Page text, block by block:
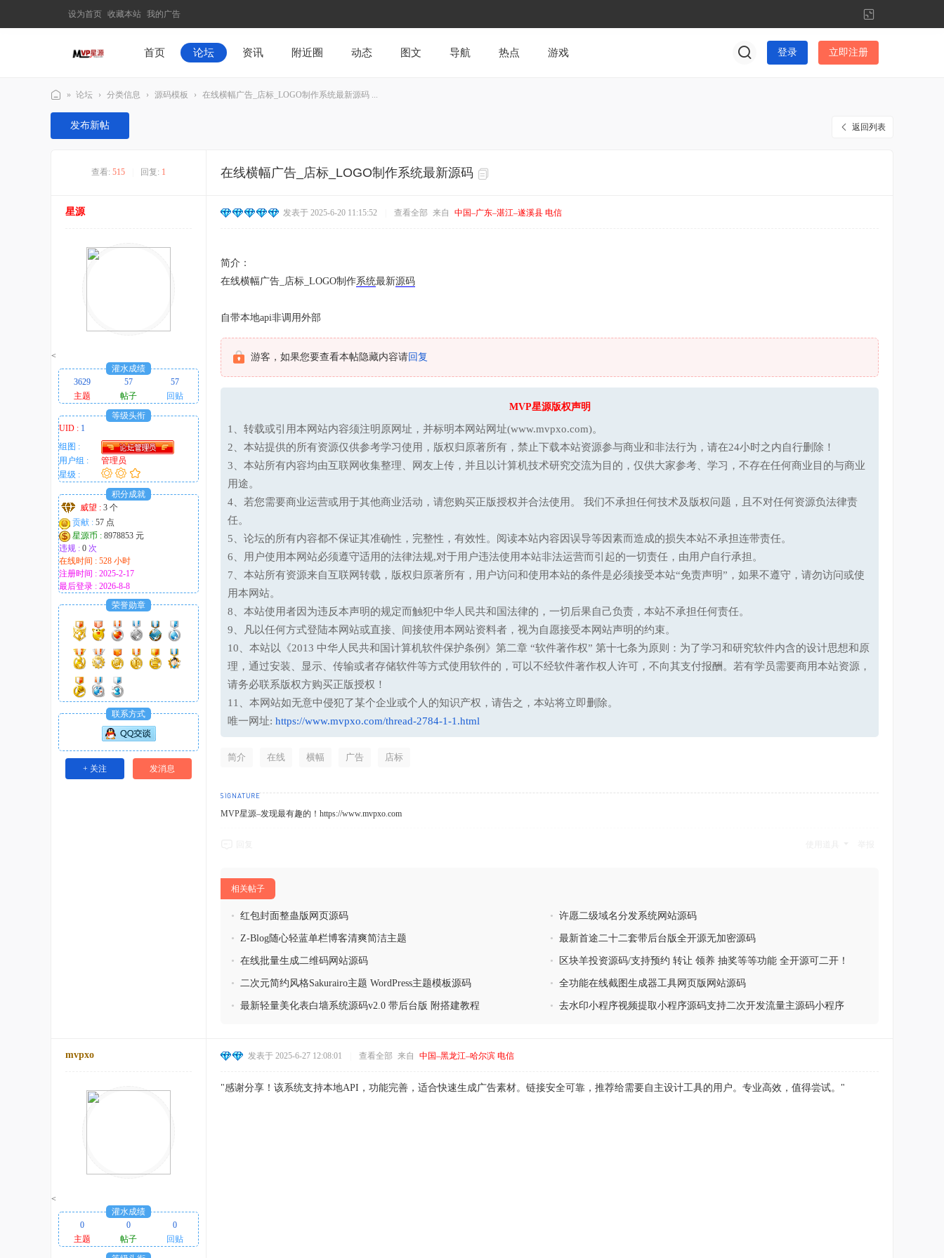
设为首页 收藏本站 我的广告
切
换
到
窄
首页 论坛 资讯 附近圈 动态 图文 导航 热点 游戏 登录 立即注册
M
！
» 论坛 › 分类信息 › 源码模板 › 在线横幅广告_店标_LOGO制作系统最新源码 ...
返回列表
发布新帖
查看: 515 回复: 1 在线横幅广告_店标_LOGO制作系统最新源码
星源
<
灌水成绩
3629
57
57
主题
帖子
回贴
等级头衔
UID : 1
组图 :
用户组 :
管理员
星级 :
积分成就
威望 : 3 个
贡献 : 57 点
星源币 : 8978853 元
违规 : 0 次
在线时间 : 528 小时
注册时间 : 2025-2-17
最后登录 : 2026-8-8
荣誉勋章
联系方式
+ 关注 发消息
发表于 2025-6-20 11:15:52 查看全部 来自 中国–广东–湛江–遂溪县 电信
简介：
在线横幅广告_店标_LOGO制作系统最新源码
自带本地api非调用外部
游客，如果您要查看本帖隐藏内容请回复
MVP星源版权声明
1、转载或引用本网站内容须注明原网址，并标明本网站网址(www.mvpxo.com)。
2、本站提供的所有资源仅供参考学习使用，版权归原著所有，禁止下载本站资源参与商业和非法行为，请在24小时之内自行删除！
3、本站所有内容均由互联网收集整理、网友上传，并且以计算机技术研究交流为目的，仅供大家参考、学习，不存在任何商业目的与商业
用途。
4、若您需要商业运营或用于其他商业活动，请您购买正版授权并合法使用。 我们不承担任何技术及版权问题，且不对任何资源负法律责
任。
5、论坛的所有内容都不保证其准确性，完整性，有效性。阅读本站内容因误导等因素而造成的损失本站不承担连带责任。
6、用户使用本网站必须遵守适用的法律法规,对于用户违法使用本站非法运营而引起的一切责任，由用户自行承担。
7、本站所有资源来自互联网转载，版权归原著所有，用户访问和使用本站的条件是必须接受本站“免责声明”，如果不遵守，请勿访问或使
用本网站。
8、本站使用者因为违反本声明的规定而触犯中华人民共和国法律的，一切后果自己负责，本站不承担任何责任。
9、凡以任何方式登陆本网站或直接、间接使用本网站资料者，视为自愿接受本网站声明的约束。
10、本站以《2013 中华人民共和国计算机软件保护条例》第二章 “软件著作权” 第十七条为原则：为了学习和研究软件内含的设计思想和原
理，通过安装、显示、传输或者存储软件等方式使用软件的，可以不经软件著作权人许可，不向其支付报酬。若有学员需要商用本站资源，
请务必联系版权方购买正版授权！
11、本网站如无意中侵犯了某个企业或个人的知识产权，请告之，本站将立即删除。
唯一网址: https://www.mvpxo.com/thread-2784-1-1.html
简介 在线 横幅 广告 店标
MVP星源–发现最有趣的！https://www.mvpxo.com
相关帖子
• 红包封面整蛊版网页源码 • 许愿二级域名分发系统网站源码
• Z-Blog随心轻蓝单栏博客清爽简洁主题 • 最新首途二十二套带后台版全开源无加密源码
• 在线批量生成二维码网站源码 • 区块羊投资源码/支持预约 转让 领养 抽奖等等功能 全开源可二开！
• 二次元简约风格Sakurairo主题 WordPress主题模板源码 • 全功能在线截图生成器工具网页版网站源码
• 最新轻量美化表白墙系统源码v2.0 带后台版 附搭建教程 • 去水印小程序视频提取小程序源码支持二次开发流量主源码小程序
mvpxo
<
灌水成绩
0
0
0
主题
帖子
回贴
发表于 2025-6-27 12:08:01 查看全部 来自 中国–黑龙江–哈尔滨 电信
"感谢分享！该系统支持本地API，功能完善，适合快速生成广告素材。链接安全可靠，推荐给需要自主设计工具的用户。专业高效，值得尝试。"